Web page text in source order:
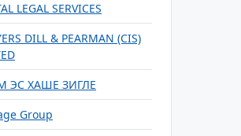
LEGAL SERVICES
DILL & PEARMAN (CIS)
ЭС ХАШЕ ЗИГЛЕ
Group